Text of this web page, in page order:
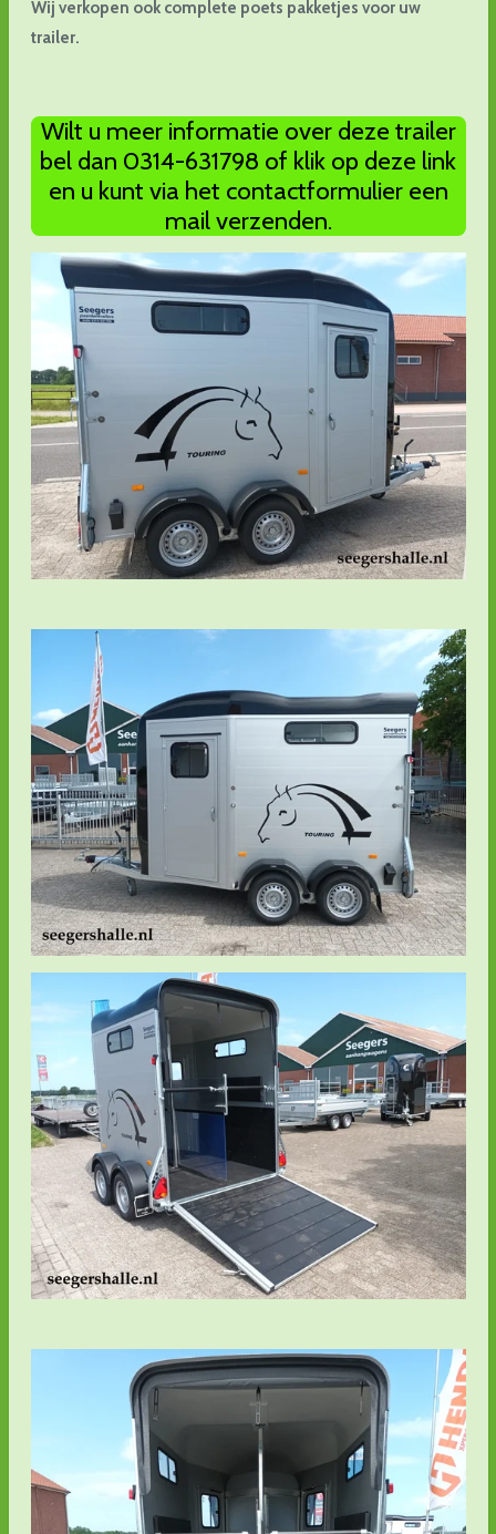
Wij verkopen ook complete poets pakketjes voor uw
trailer.
Wilt u meer informatie over deze trailer
bel dan 0314-631798 of klik op deze link
en u kunt via het contactformulier een
mail verzenden.